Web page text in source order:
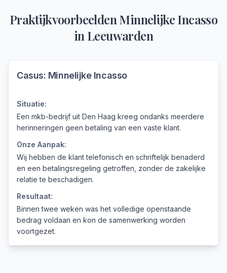
PraktijkvoorbeeldenMinnelijke Incasso
in Leeuwarden
Casus: Minnelijke Incasso
Situatie:
Een mkb-bedrijf uit Den Haag kreeg ondanks meerdere
herinneringen geen betaling van een vaste klant.
Onze Aanpak:
Wij hebben de klant telefonisch en schriftelijk benaderd
en een betalingsregeling getroffen, zonder de zakelijke
relatie te beschadigen.
Resultaat:
Binnen twee weken was het volledige openstaande
bedrag voldaan en kon de samenwerking worden
voortgezet.